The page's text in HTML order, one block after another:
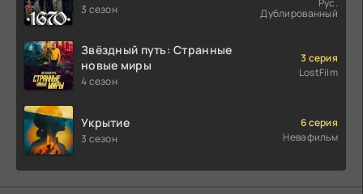
3 сезон Дублированный
Звёздный путь: Странные
новые миры
4 сезон
3 серия
LostFilm
Укрытие
3 сезон
6 серия
Невафильм